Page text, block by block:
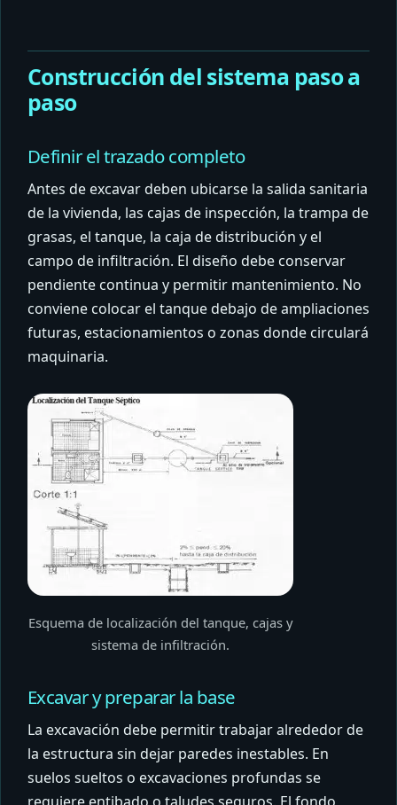
Construcción del sistema paso a
paso
Definir el trazado completo
Antes de excavar deben ubicarse la salida sanitaria
de la vivienda, las cajas de inspección, la trampa de
grasas, el tanque, la caja de distribución y el
campo de infiltración. El diseño debe conservar
pendiente continua y permitir mantenimiento. No
conviene colocar el tanque debajo de ampliaciones
futuras, estacionamientos o zonas donde circulará
maquinaria.
Esquema de localización del tanque, cajas y
sistema de infiltración.
Excavar y preparar la base
La excavación debe permitir trabajar alrededor de
la estructura sin dejar paredes inestables. En
suelos sueltos o excavaciones profundas se